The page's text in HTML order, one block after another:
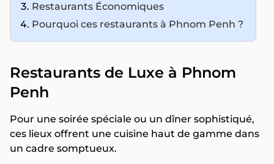
Restaurants Économiques
Pourquoi ces restaurants à Phnom Penh ?
Restaurants de Luxe à Phnom
Penh
Pour une soirée spéciale ou un dîner sophistiqué,
ces lieux offrent une cuisine haut de gamme dans
un cadre somptueux.